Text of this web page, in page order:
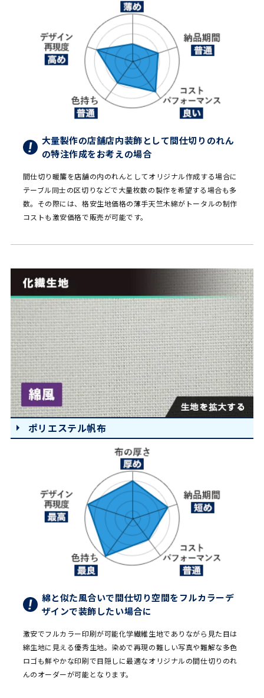
大量製作の店舗店内装飾として間仕切りのれん
の特注作成をお考えの場合
間仕切り暖簾を店舗の内のれんとしてオリジナル作成する場合に
テーブル同士の区切りなどで大量枚数の製作を希望する場合も多
数。その際には、格安生地価格の薄手天竺木綿がトータルの制作
コストも激安価格で販売が可能です。
ポリエステル帆布
綿と似た風合いで間仕切り空間をフルカラーデ
ザインで装飾したい場合に
激安でフルカラー印刷が可能化学繊維生地でありながら見た目は
綿生地に見える優秀生地。染めで再現の難しい写真や難解な多色
ロゴも鮮やかな印刷で目隠しに最適なオリジナルの間仕切りのれ
んのオーダーが可能となります。